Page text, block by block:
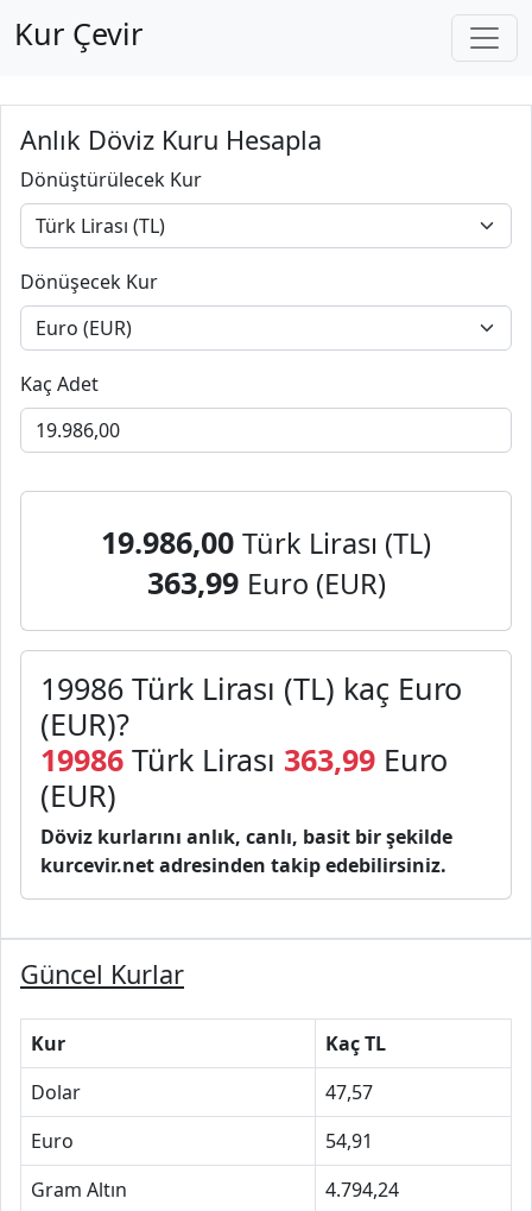
Kur Çevir
Anlık Döviz Kuru Hesapla
Dönüştürülecek Kur
Dönüşecek Kur
Kaç Adet
19.986,00 Türk Lirası (TL)
363,99 Euro (EUR)
19986 Türk Lirası (TL) kaç Euro
(EUR)?
19986 Türk Lirası 363,99 Euro
(EUR)
Döviz kurlarını anlık, canlı, basit bir şekilde
kurcevir.net adresinden takip edebilirsiniz.
Güncel Kurlar
Kur
Kaç TL
Dolar
47,57
Euro
54,91
Gram Altın
4.794,24